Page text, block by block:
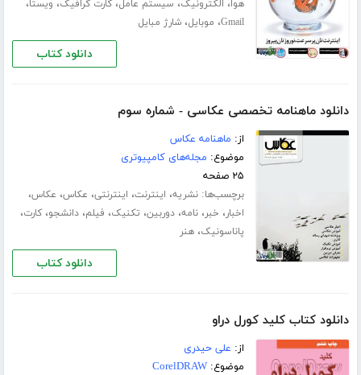
هوا، الکترونیک، سیستم عامل،کارت گرافیک، ویستا،
Gmail، موبایل،شارژ مبایل
دانلود کتاب
دانلود ماهنامه تخصصی عکاسی - شماره سوم
از: ماهنامه عکاس
موضوع: مجله‌های کامپیوتری
۲۵ صفحه
برچسب‌ها:نشریه، اینترنت، اینترنتی، عکاس، عکاس،
اخبار، خبر،نامه،دوربین، تکنیک، فیلم،دانشجو،کارت،
پاناسونیک،هنر
دانلود کتاب
دانلود کتاب کلید کورل دراو
از: علی حیدری
موضوع:CorelDRAW